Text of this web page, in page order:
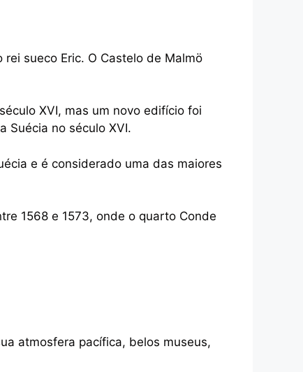
sueco Eric. O Castelo de Malmö
XVI, mas um novo edifício foi
Suécia no século XVI.
e é considerado uma das maiores
1568 e 1573, onde o quarto Conde
atmosfera pacífica, belos museus,